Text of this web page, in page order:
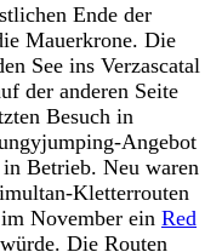
Ende der
Mauerkrone. Die
See ins Verzascatal
der anderen Seite
Besuch in
Angebot
Betrieb. Neu waren
Kletterrouten
November einRed
Die Routen